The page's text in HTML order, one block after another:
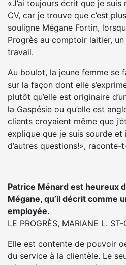
«J’ai toujours écrit que je
CV, car je trouve que c’est
souligne Mégane Fortin,
Progrès au comptoir laitier,
travail.
Au boulot, la jeune femme se
sur la façon dont elle
plutôt qu’elle est originaire
la Gaspésie ou qu’elle est
clients croyaient même que
explique que je suis sourde et
d’autres questions!», raconte-
Patrice Ménard est heureux
Mégane, qu’il décrit comme
employée.
LE PROGRÈS, MARIANE L.
Elle est contente de pouvoir
du service à la clientèle. Le